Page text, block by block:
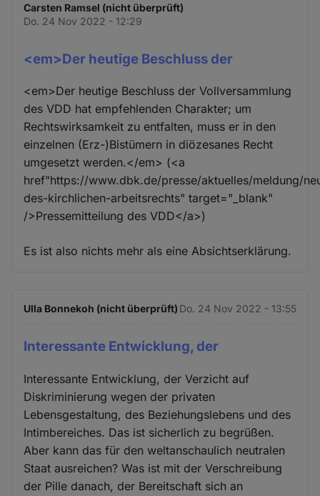
Carsten Ramsel (nicht überprüft)
Do. 24 Nov 2022 - 12:29
<em>Der heutige Beschluss der
<em>Der heutige Beschluss der Vollversammlung
des VDD hat empfehlenden Charakter; um
Rechtswirksamkeit zu entfalten, muss er in den
einzelnen (Erz-)Bistümern in diözesanes Recht
umgesetzt werden.</em> (<a
href"https://www.dbk.de/presse/aktuelles/meldung/
des-kirchlichen-arbeitsrechts" target="_blank"
/>Pressemitteilung des VDD</a>)
Es ist also nichts mehr als eine Absichtserklärung.
Ulla Bonnekoh (nicht überprüft) Do. 24 Nov 2022 - 13:55
Interessante Entwicklung, der
Interessante Entwicklung, der Verzicht auf
Diskriminierung wegen der privaten
Lebensgestaltung, des Beziehungslebens und des
Intimbereiches. Das ist sicherlich zu begrüßen.
Aber kann das für den weltanschaulich neutralen
Staat ausreichen? Was ist mit der Verschreibung
der Pille danach, der Bereitschaft sich an